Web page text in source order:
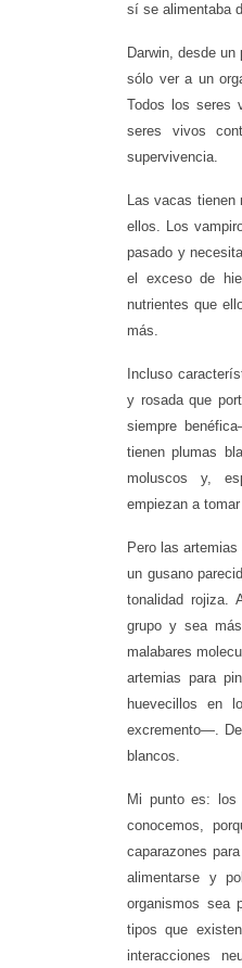
sí se alimentaba
Darwin, desde
sólo ver a un
Todos los seres
seres vivos
supervivencia.
Las vacas
ellos. Los
pasado y
el exceso de
nutrientes que
más.
Incluso
y rosada que
siempre
tienen plumas
moluscos y,
empiezan a
Pero las
un gusano
tonalidad rojiza.
grupo y sea
malabares
artemias para
huevecillos en
excremento—.
blancos.
Mi punto es:
conocemos,
caparazones
alimentarse y
organismos sea
tipos que
interacciones